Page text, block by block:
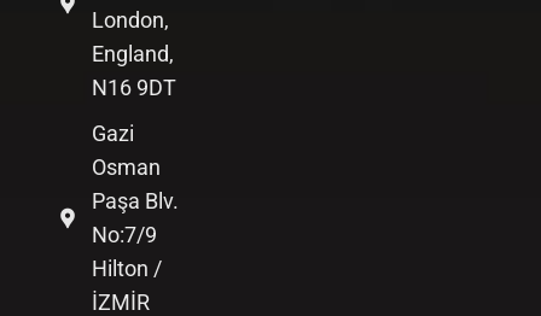
London,
England,
N16 9DT
Gazi
Osman
Paşa Blv.
No:7/9
Hilton /
İZMİR